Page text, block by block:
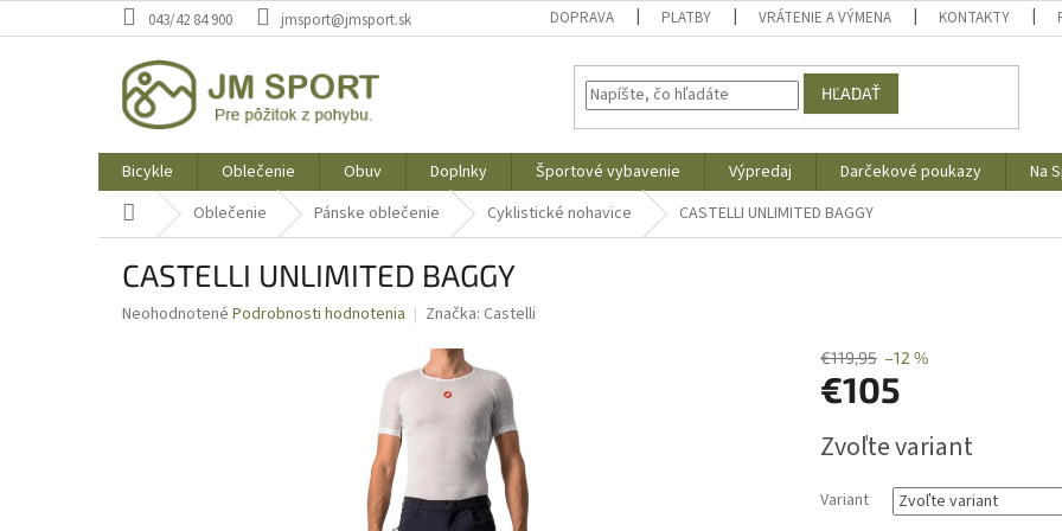
na
043/42 84 900 jmsport@jmsport.sk DOPRAVA PLATBY VRÁTENIE A VÝMENA KONTAKTY
HĽADAŤ
Bicykle Oblečenie Obuv Doplnky Športové vybavenie Výpredaj Darčekové poukazy Na
Domov Oblečenie Pánske oblečenie Cyklistické nohavice CASTELLI UNLIMITED BAGGY
CASTELLI UNLIMITED BAGGY
Priemerné
Neohodnotené Podrobnosti hodnotenia Značka: Castelli
€119,95 –12 %
€105
cena:
Zvoľte variant
Variant